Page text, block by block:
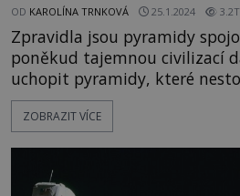
OD KAROLÍNA TRNKOVÁ 25.1.2024
Zpravidla jsou pyramidy
poněkud tajemnou civilizací
uchopit pyramidy, které
ony dílem inteligentních
vytvořila příroda? Tyto
prosinci roku 1972 dosedá
poslední pilo
ZOBRAZIT VÍCE